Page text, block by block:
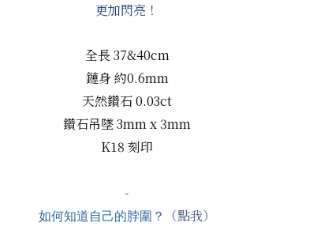
更加閃亮！
全長 37&40cm
鏈身 約0.6mm
天然鑽石 0.03ct
鑽石吊墜 3mm x 3mm
K18 刻印
-
如何知道自己的脖圍？ （點我）